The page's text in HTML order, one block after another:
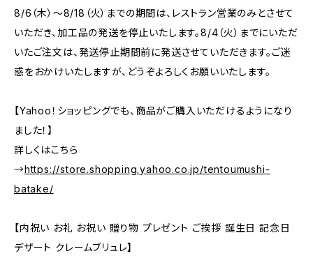
8/6（木）～8/18（火）までの期間は、レストラン営業のみとさせて
いただき、加工品の発送を停止いたします。8/4（火）までにいただ
いたご注文は、発送停止期間前に発送させていただきます。ご迷
惑をおかけいたしますが、どうぞよろしくお願いいたします。
【Yahoo！ショッピングでも、商品がご購入いただけるようになり
ました！】
詳しくはこちら
→https://store.shopping.yahoo.co.jp/tentoumushi-
batake/
【内祝い お礼 お祝い 贈り物 プレゼント ご挨拶 誕生日 記念日
デザート クレームブリュレ】